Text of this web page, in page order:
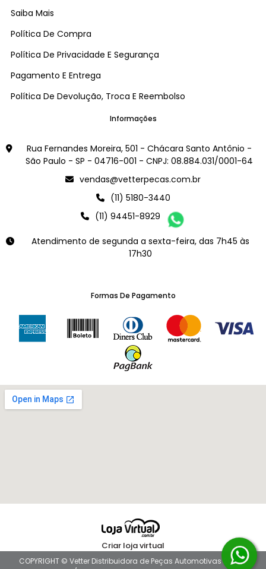
Saiba Mais
Política De Compra
Política De Privacidade E Segurança
Pagamento E Entrega
Política De Devolução, Troca E Reembolso
Informações
Rua Fernandes Moreira, 501 - Chácara Santo Antônio -
São Paulo - SP - 04716-001 - CNPJ: 08.884.031/0001-64
vendas@vetterpecas.com.br
(11) 5180-3440
(11) 94451-8929
Atendimento de segunda a sexta-feira, das 7h45 às
17h30
Formas De Pagamento
Criar loja virtual
COPYRIGHT © Vetter Distribuidora de Peças Automotivas 2026 -